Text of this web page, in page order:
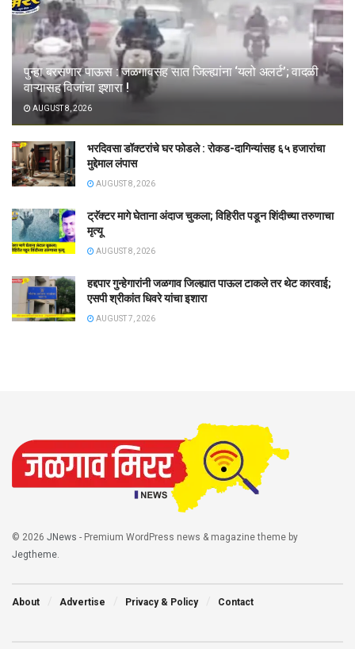
पुन्हा बरसणार पाऊस : जळगावसह सात जिल्ह्यांना ‘यलो अलर्ट’; वादळी
वाऱ्यासह विजांचा इशारा !
AUGUST 8, 2026
भरदिवसा डॉक्टरांचे घर फोडले : रोकड-दागिन्यांसह ६५ हजारांचा
मुद्देमाल लंपास
AUGUST 8, 2026
ट्रॅक्टर मागे घेताना अंदाज चुकला; विहिरीत पडून शिंदीच्या तरुणाचा
मृत्यू
AUGUST 8, 2026
हद्दपार गुन्हेगारांनी जळगाव जिल्ह्यात पाऊल टाकले तर थेट कारवाई;
एसपी श्रीकांत धिवरे यांचा इशारा
AUGUST 7, 2026
© 2026 JNews - Premium WordPress news & magazine theme by
Jegtheme
About Advertise Privacy & Policy Contact